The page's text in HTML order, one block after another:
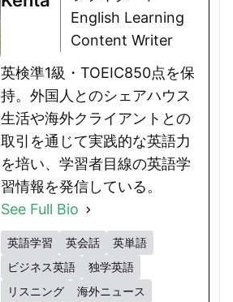
English Learning
Content Writer
英検準1級・TOEIC850点を保
持。外国人とのシェアハウス
生活や海外クライアントとの
取引を通じて実践的な英語力
を培い、学習者目線の英語学
習情報を発信している。
See Full Bio
英語学習 英会話
英単語
ビジネス英語
独学英語
リスニング
海外ニュース